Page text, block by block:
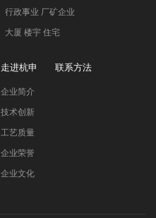
行政事业 厂矿企业
大厦 楼宇 住宅
走进杭申
企业简介
技术创新
工艺质量
企业荣誉
企业文化
联系方法